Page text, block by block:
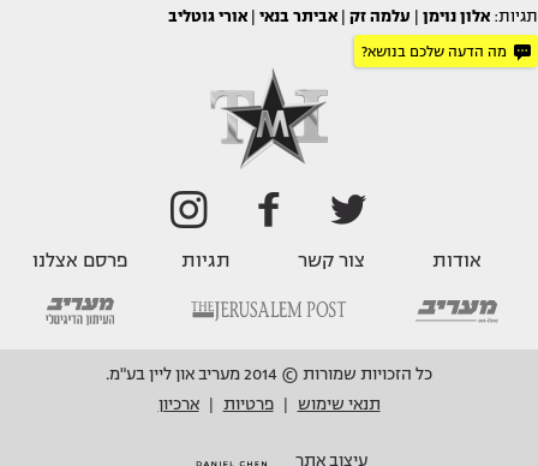
תגיות: אלון נוימן עלמה זק אביתר בנאי אורי גוטליב
מה הדעה שלכם בנושא?
אודות צור קשר תגיות פרסם אצלנו
כל הזכויות שמורות © 2014 מעריב און ליין בע"מ.
תנאי שימוש
פרטיות ארכיון
עיצוב אתר